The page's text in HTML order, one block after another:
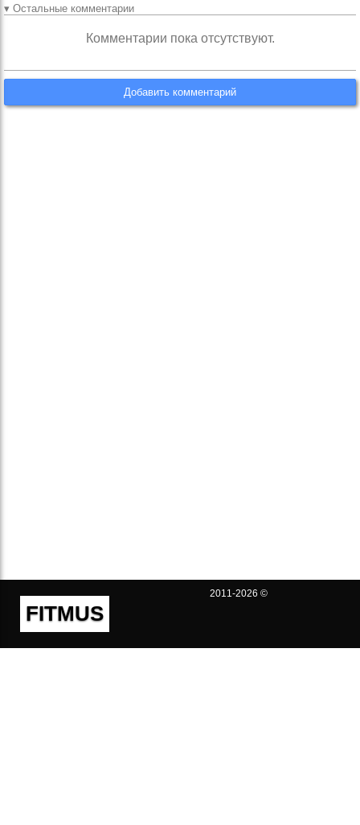
▾ Остальные комментарии
Комментарии пока отсутствуют.
Добавить комментарий
FITMUS
2011-2026 ©